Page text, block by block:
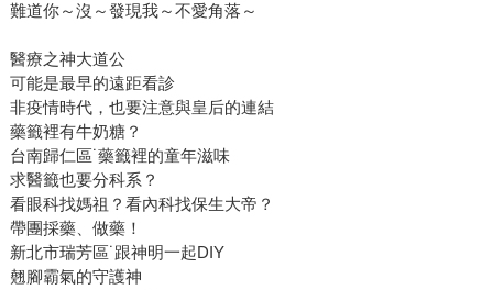
難道你～沒～發現我～不愛角落～
醫療之神大道公
可能是最早的遠距看診
非疫情時代，也要注意與皇后的連結
藥籤裡有牛奶糖？
台南歸仁區˙藥籤裡的童年滋味
求醫籤也要分科系？
看眼科找媽祖？看內科找保生大帝？
帶團採藥、做藥！
新北市瑞芳區˙跟神明一起DIY
翹腳霸氣的守護神